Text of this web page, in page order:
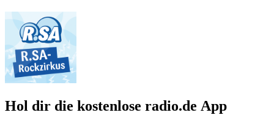
Hol dir die kostenlose radio.de App